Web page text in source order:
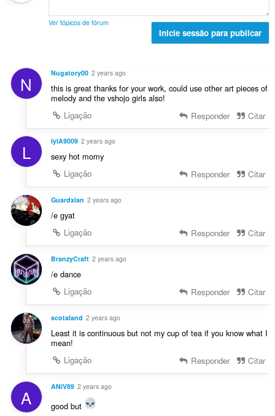
Ver tópicos de fórum
Inicie sessão para publicar
N Nugatory00 2 years ago
this is great thanks for your work, could use other art pieces of
melody and the vshojo girls also!
Ligação
Responder Citar
L lylA9009 2 years ago
sexy hot momy
Ligação
Responder Citar
Guardxian 2 years ago
/e gyat
Ligação
Responder Citar
BranzyCraft 2 years ago
/e dance
Ligação
Responder Citar
scotaland 2 years ago
Least it is continuous but not my cup of tea if you know what I
mean!
Ligação
Responder Citar
A ANiV89 2 years ago
good but